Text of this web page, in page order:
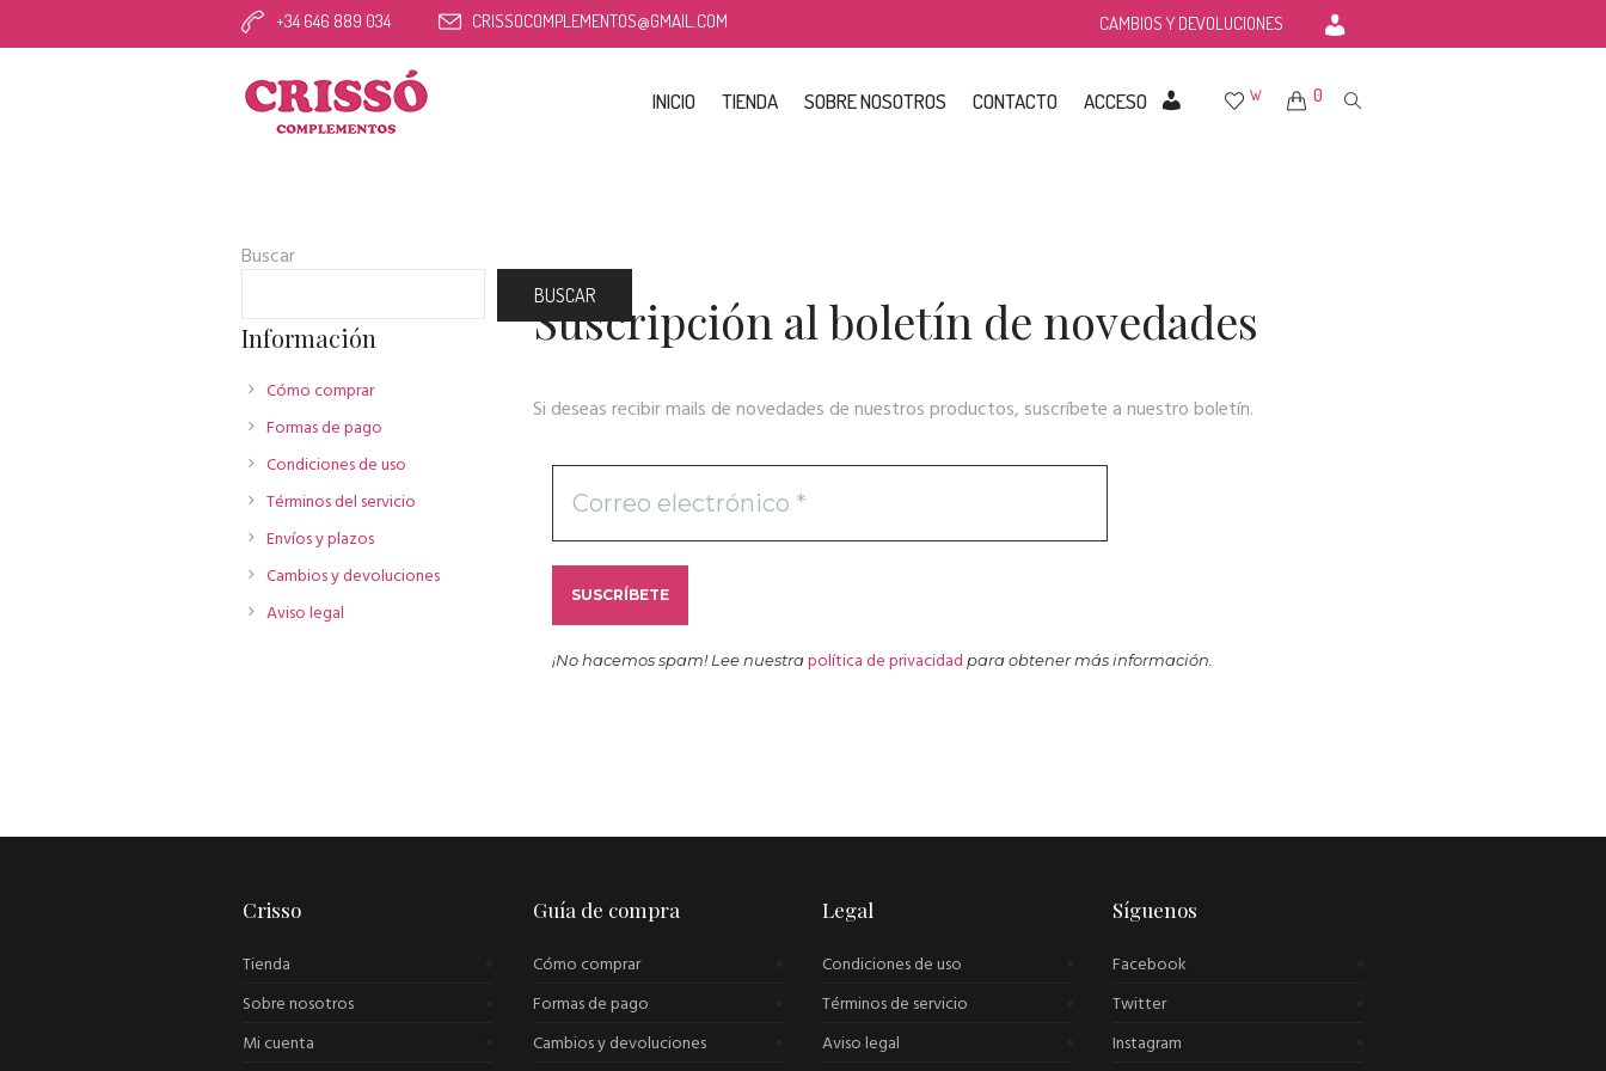
CAMBIOS Y DEVOLUCIONES
+34 646 889 034 CRISSOCOMPLEMENTOS@GMAIL.COM
0
W
INICIO TIENDA SOBRE NOSOTROS CONTACTO ACCESO
Suscripción al boletín de novedades
Si deseas recibir mails de novedades de nuestros productos, suscríbete a nuestro boletín.
¡No hacemos spam! Lee nuestrapolítica de privacidad para obtener más información.
Buscar
BUSCAR
Información
Cómo comprar
Formas de pago
Condiciones de uso
Términos del servicio
Envíos y plazos
Cambios y devoluciones
Aviso legal
Crisso
Tienda
Sobre nosotros
Mi cuenta
Guía de compra
Cómo comprar
Formas de pago
Cambios y devoluciones
Legal
Condiciones de uso
Términos de servicio
Aviso legal
Síguenos
Facebook
Twitter
Instagram